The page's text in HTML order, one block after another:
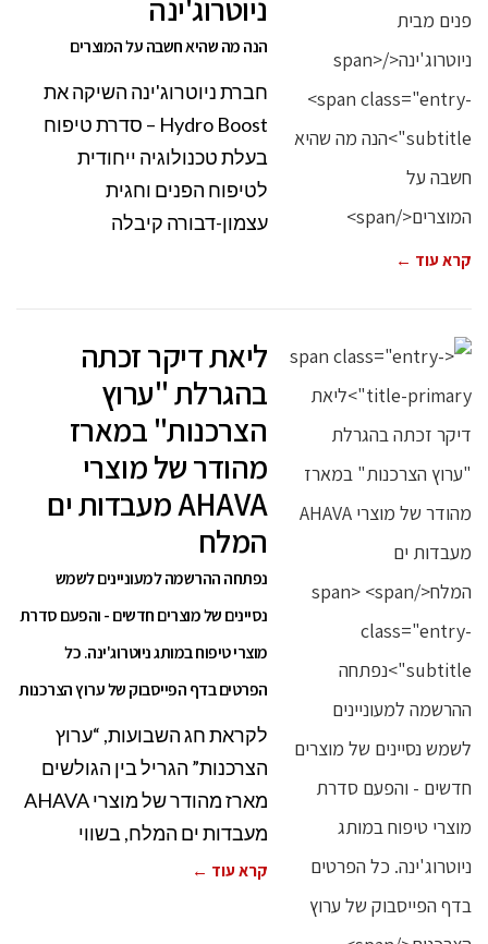
ניוטרוג'ינה
הנה מה שהיא חשבה על המוצרים
חברת ניוטרוג'ינה השיקה את
Hydro Boost – סדרת טיפוח
בעלת טכנולוגיה ייחודית
לטיפוח הפנים וחגית
עצמון-דבורה קיבלה
קרא עוד ←
ליאת דיקר זכתה
בהגרלת "ערוץ
הצרכנות" במארז
מהודר של מוצרי
AHAVA מעבדות ים
המלח
נפתחה ההרשמה למעוניינים לשמש
נסיינים של מוצרים חדשים - והפעם סדרת
מוצרי טיפוח במותג ניוטרוג'ינה. כל
הפרטים בדף הפייסבוק של ערוץ הצרכנות
לקראת חג השבועות, “ערוץ
הצרכנות” הגריל בין הגולשים
מארז מהודר של מוצרי AHAVA
מעבדות ים המלח, בשווי
קרא עוד ←